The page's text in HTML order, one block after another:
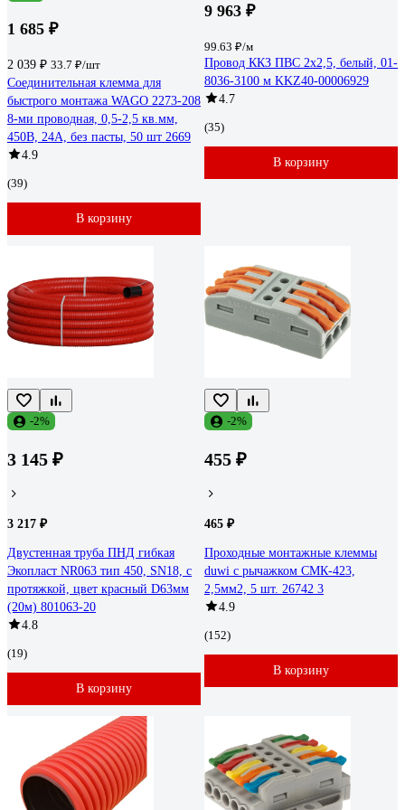
1 685 ₽
2 039 ₽ 33.7 ₽/шт
Соединительная клемма для
быстрого монтажа WAGO 2273-208
8-ми проводная, 0,5-2,5 кв.мм,
450В, 24А, без пасты, 50 шт 2669
4.9
(39)
В корзину
9 963 ₽
99.63 ₽/м
Провод ККЗ ПВС 2x2,5, белый, 01-
8036-3100 м KKZ40-00006929
4.7
(35)
В корзину
-2%
3 145 ₽
3 217 ₽
Двустенная труба ПНД гибкая
Экопласт NR063 тип 450, SN18, с
протяжкой, цвет красный D63мм
(20м) 801063-20
4.8
(19)
В корзину
-2%
455 ₽
465 ₽
Проходные монтажные клеммы
duwi с рычажком СМК-423,
2,5мм2, 5 шт. 26742 3
4.9
(152)
В корзину